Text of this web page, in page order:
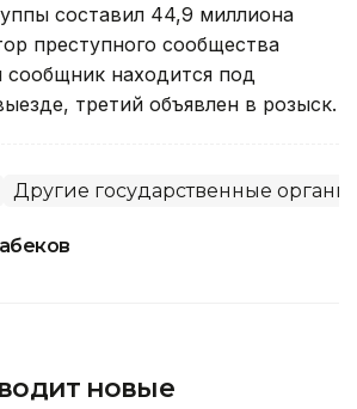
составил 44,9 миллиона
преступного сообщества
сообщник находится под
третий объявлен в розыск.
Другие государственные органы
новые